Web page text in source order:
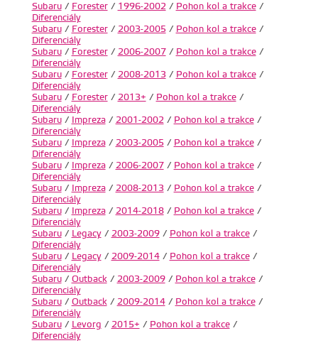
Subaru/ Forester/ 1996-2002 / Pohon kol a trakce/
Diferenciály
Subaru/ Forester/ 2003-2005/ Pohon kol a trakce/
Diferenciály
Subaru/ Forester/ 2006-2007/ Pohon kol a trakce/
Diferenciály
Subaru/ Forester/ 2008-2013/ Pohon kol a trakce/
Diferenciály
Subaru/ Forester/ 2013+ / Pohon kol a trakce/
Diferenciály
Subaru/ Impreza/ 2001-2002 / Pohon kol a trakce/
Diferenciály
Subaru/ Impreza/ 2003-2005/ Pohon kol a trakce/
Diferenciály
Subaru/ Impreza/ 2006-2007/ Pohon kol a trakce/
Diferenciály
Subaru/ Impreza/ 2008-2013/ Pohon kol a trakce/
Diferenciály
Subaru/ Impreza/ 2014-2018/ Pohon kol a trakce/
Diferenciály
Subaru/ Legacy/ 2003-2009/ Pohon kol a trakce/
Diferenciály
Subaru/ Legacy/ 2009-2014/ Pohon kol a trakce/
Diferenciály
Subaru/ Outback/ 2003-2009/ Pohon kol a trakce/
Diferenciály
Subaru/ Outback/ 2009-2014/ Pohon kol a trakce/
Diferenciály
Subaru/ Levorg / 2015+ / Pohon kol a trakce/
Diferenciály